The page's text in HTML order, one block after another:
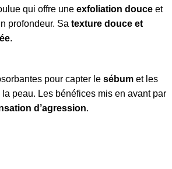
qui offre une exfoliation douce et
profondeur. Sa texture douce et
.
pour capter le sébum et les
la peau. Les bénéfices mis en avant par
d’agression.